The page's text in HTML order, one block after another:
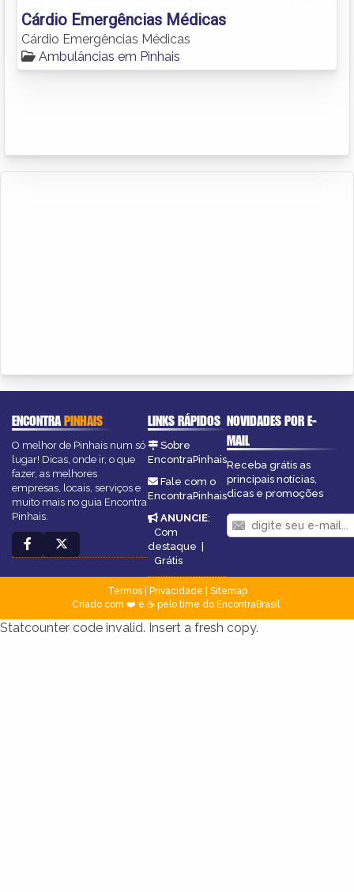
Cárdio Emergências Médicas
Cárdio Emergências Médicas
Ambulâncias em Pinhais
ENCONTRAPINHAIS
O melhor de Pinhais num só
lugar! Dicas, onde ir, o que
fazer, as melhores
empresas, locais, serviços e
muito mais no guia Encontra
Pinhais.
LINKS RÁPIDOS
Sobre
EncontraPinhais
Fale com o
EncontraPinhais
ANUNCIE:
Com
destaque |
Grátis
NOVIDADES POR E-
MAIL
Receba grátis as
principais notícias,
dicas e promoções
Termos| Privacidade
Sitemap
Criado com ❤️ e ☕ pelo time do EncontraBrasil
Statcounter code invalid. Insert a fresh copy.